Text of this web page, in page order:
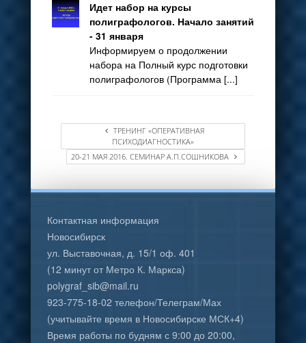
Идет набор на курсы
полиграфологов. Начало занятий
- 31 января
Информируем о продолжении
набора на Полный курс подготовки
полиграфологов (Программа [...]
ТРЕНИНГ «ОПЕРАТИВНАЯ
ПСИХОДИАГНОСТИКА»
20-21 МАЯ 2016. СЕМИНАР А.П.СОШНИКОВА
Контактная информация
Новосибирск
ул. Выставочная, д. 15/1 оф. 401
(12 минут от Метро К. Маркса)
polygraf_sib@mail.ru
923-775-18-02 телефон/Телеграм/Мах
(учитывайте время в Новосибирске МСК+4)
Время работы по будням с 9:00 до 20:00,